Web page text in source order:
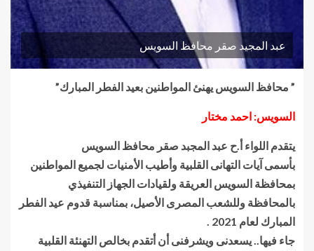
عبد المجيد صقر محافظ السويس
” محافظ السويس يهنئ المواطنين بعيد الفطر المبارك”
السويس: احمد مختار
يتقدم اللواء أ.ح عبد المجبد صقر محافظ السويس
بأسمى آيات التهانى القلبية وأطيب الأمنيات لجميع المواطنين
بمحافظة السويس العريقة ولقيادات الجهاز التنفيذي
بالمحافظة وللشعب المصرى الأصيل، بمناسبة قدوم عيد الفطر
المبارك لعام 2021 .
جاء فيها.. يسعدنى ويشرفنى أن أتقدم بخالص التهنئة القلبية